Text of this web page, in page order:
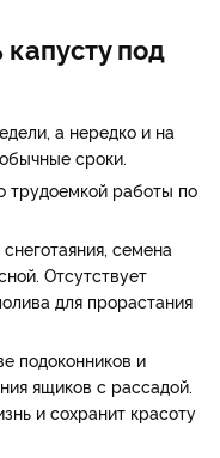
под
а нередко и на
сроки.
трудоемкой работы по
семена
Отсутствует
для прорастания
подоконников и
ящиков с рассадой.
и сохранит красоту